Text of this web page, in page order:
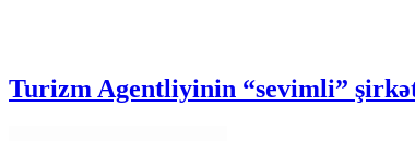
Turizm Agentliyinin “sevimli”